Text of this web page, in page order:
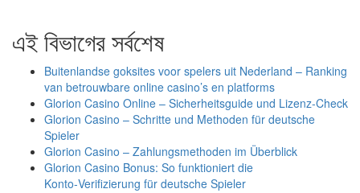
এই বিভাগের সর্বশেষ
Buitenlandse goksites voor spelers uit Nederland – Ranking
van betrouwbare online casino’s en platforms
Glorion Casino Online – Sicherheitsguide und Lizenz‑Check
Glorion Casino – Schritte und Methoden für deutsche
Spieler
Glorion Casino – Zahlungsmethoden im Überblick
Glorion Casino Bonus: So funktioniert die
Konto‑Verifizierung für deutsche Spieler